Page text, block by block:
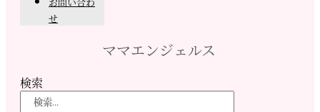
せ
ママエンジェルス
検索